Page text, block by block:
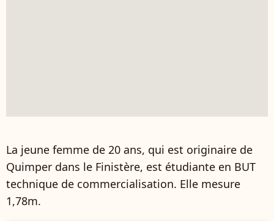
La jeune femme de 20 ans, qui est originaire de
Quimper dans le Finistère, est étudiante en BUT
technique de commercialisation. Elle mesure
1,78m.